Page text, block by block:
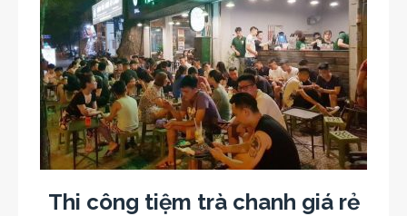
Thi công tiệm trà chanh giá rẻ